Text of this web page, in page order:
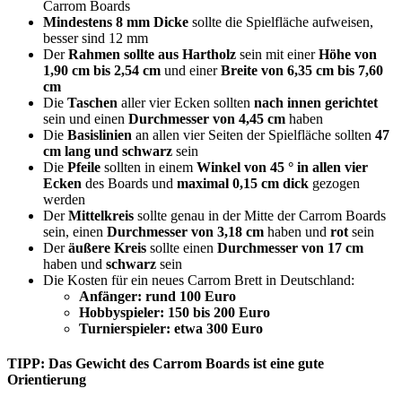
Carrom Boards
Mindestens 8 mm Dicke sollte die Spielfläche aufweisen,
besser sind 12 mm
DerRahmen sollte aus Hartholz sein mit einerHöhe von
1,90 cm bis 2,54 cm und einerBreite von 6,35 cm bis 7,60
cm
Die Taschen aller vier Ecken sollten nach innen gerichtet
sein und einen Durchmesser von 4,45 cm haben
Die Basislinien an allen vier Seiten der Spielfläche sollten 47
cm lang und schwarz sein
Die Pfeile sollten in einem Winkel von 45 ° in allen vier
Ecken des Boards und maximal 0,15 cm dick gezogen
werden
DerMittelkreis sollte genau in der Mitte der Carrom Boards
sein, einen Durchmesser von 3,18 cm haben und rot sein
Deräußere Kreis sollte einen Durchmesser von 17 cm
haben und schwarz sein
Die Kosten für ein neues Carrom Brett in Deutschland:
Anfänger: rund 100 Euro
Hobbyspieler: 150 bis 200 Euro
Turnierspieler: etwa 300 Euro
TIPP: Das Gewicht des Carrom Boards ist eine gute
Orientierung